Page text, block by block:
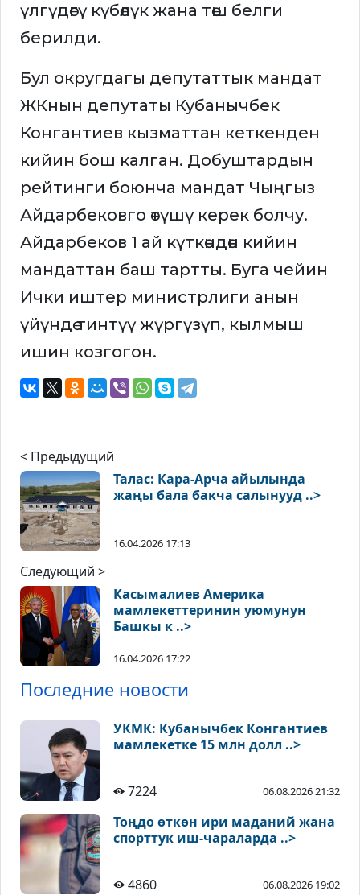
үлгүдөгү күбөлүк жана төш белги
берилди.
Бул округдагы депутаттык мандат
ЖКнын депутаты Кубанычбек
Конгантиев кызматтан кеткенден
кийин бош калган. Добуштардын
рейтинги боюнча мандат Чыңгыз
Айдарбековго өтүшү керек болчу.
Айдарбеков 1 ай күткөндөн кийин
мандаттан баш тартты. Буга чейин
Ички иштер министрлиги анын
үйүндө тинтүү жүргүзүп, кылмыш
ишин козгогон.
< Предыдущий
Талас: Кара-Арча айылында
жаңы бала бакча салынууд ..>
16.04.2026 17:13
Следующий >
Касымалиев Америка
мамлекеттеринин уюмунун
Башкы к ..>
16.04.2026 17:22
Последние новости
УКМК: Кубанычбек Конгантиев
мамлекетке 15 млн долл ..>
7224 06.08.2026 21:32
Тоңдо өткөн ири маданий жана
спорттук иш-чараларда ..>
4860 06.08.2026 19:02